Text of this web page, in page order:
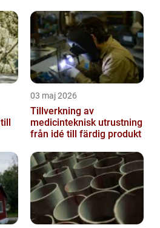
03 maj 2026
Tillverkning av
medicinteknisk utrustning
från idé till färdig produkt